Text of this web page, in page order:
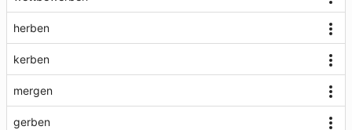
herben
kerben
mergen
gerben